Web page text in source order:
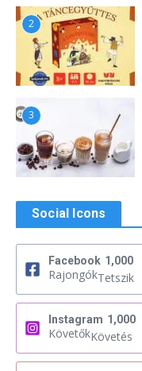
2
3
Social Icons
Facebook 1,000
RajongókTetszik
Instagram 1,000
KövetőkKövetés